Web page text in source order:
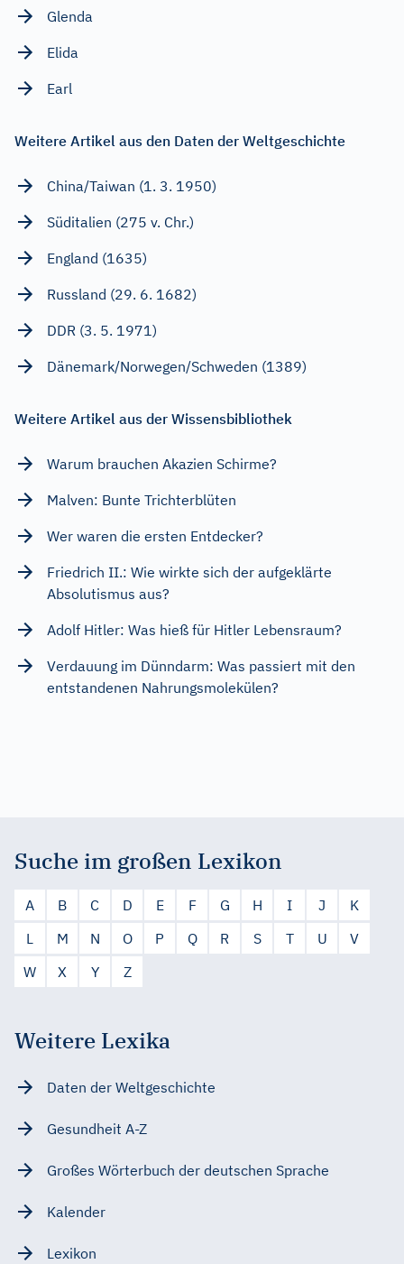
Glenda
Elida
Earl
Weitere Artikel aus den Daten der Weltgeschichte
China/Taiwan (1. 3. 1950)
Süditalien (275 v. Chr.)
England (1635)
Russland (29. 6. 1682)
DDR (3. 5. 1971)
Dänemark/Norwegen/Schweden (1389)
Weitere Artikel aus der Wissensbibliothek
Warum brauchen Akazien Schirme?
Malven: Bunte Trichterblüten
Wer waren die ersten Entdecker?
Friedrich II.: Wie wirkte sich der aufgeklärte
Absolutismus aus?
Adolf Hitler: Was hieß für Hitler Lebensraum?
Verdauung im Dünndarm: Was passiert mit den
entstandenen Nahrungsmolekülen?
Suche im großen Lexikon
A B C D E F G H I J
K
L
M N O P Q R S T U
V
W
X Y Z
Weitere Lexika
Daten der Weltgeschichte
Gesundheit A-Z
Großes Wörterbuch der deutschen Sprache
Kalender
Lexikon